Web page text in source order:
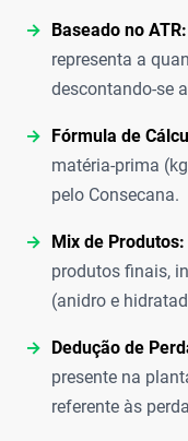
Baseado no ATR:
representa a
descontando-se
Fórmula de
matéria-prima
pelo Consecana.
Mix de Produtos:
produtos finais,
(anidro e
Dedução de
presente na
referente às